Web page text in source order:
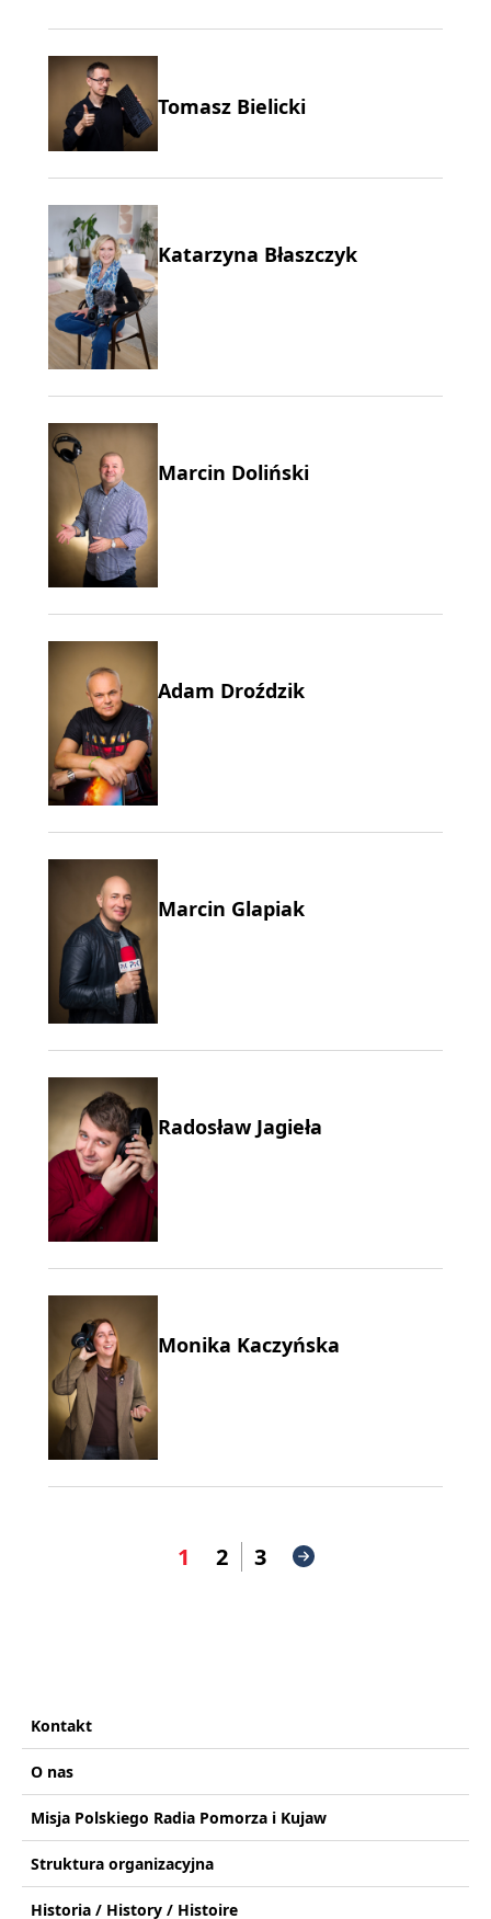
Tomasz Bielicki
Katarzyna Błaszczyk
Marcin Doliński
Adam Droździk
Marcin Glapiak
Radosław Jagieła
Monika Kaczyńska
1 2 3
Kontakt
O nas
Misja Polskiego Radia Pomorza i Kujaw
Struktura organizacyjna
Historia / History / Histoire